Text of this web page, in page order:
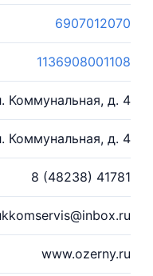
6907012070
1136908001108
Коммунальная, д. 4
Коммунальная, д. 4
8 (48238) 41781
www.ozerny.ru